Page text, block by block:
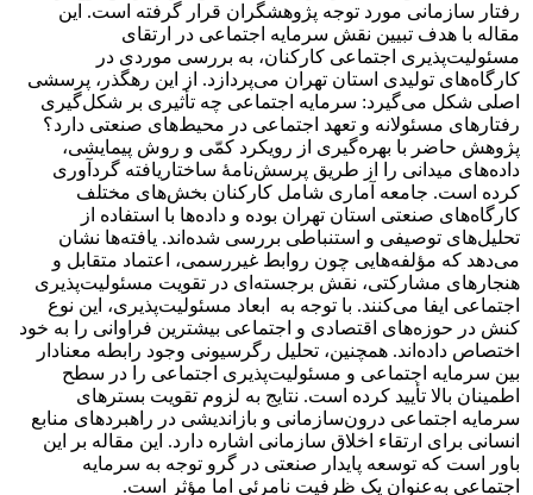
رفتار سازمانی مورد توجه پژوهشگران قرار گرفته است. این
مقاله با هدف تبیین نقش سرمایه اجتماعی در ارتقای
مسئولیت‌پذیری اجتماعی کارکنان، به بررسی موردی در
کارگاه‌های تولیدی استان تهران می‌پردازد. از این رهگذر، پرسشی
اصلی شکل می‌گیرد: سرمایه اجتماعی چه تأثیری بر شکل‌گیری
رفتارهای مسئولانه و تعهد اجتماعی در محیط‌های صنعتی دارد؟
پژوهش حاضر با بهره‌گیری از رویکرد کمّی و روش پیمایشی،
داده‌های میدانی را از طریق پرسش‌نامۀ ساختاریافته گردآوری
کرده است. جامعه آماری شامل کارکنان بخش‌های مختلف
کارگاه‌های صنعتی استان تهران بوده و داده‌ها با استفاده از
تحلیل‌های توصیفی و استنباطی بررسی شده‌اند. یافته‌ها نشان
می‌دهد که مؤلفه‌هایی چون روابط غیررسمی، اعتماد متقابل و
هنجارهای مشارکتی، نقش برجسته‌ای در تقویت مسئولیت‌پذیری
اجتماعی ایفا می‌کنند. با توجه به ابعاد مسئولیت‌پذیری، این نوع
کنش در حوزه‌های اقتصادی و اجتماعی بیشترین فراوانی را به خود
اختصاص داده‌اند. همچنین، تحلیل رگرسیونی وجود رابطه معنادار
بین سرمایه اجتماعی و مسئولیت‌پذیری اجتماعی را در سطح
اطمینان بالا تأیید کرده است. نتایج به لزوم تقویت بسترهای
سرمایه اجتماعی درون‌سازمانی و بازاندیشی در راهبردهای منابع
انسانی برای ارتقاء اخلاق سازمانی اشاره دارد. این مقاله بر این
باور است که توسعه پایدار صنعتی در گرو توجه به سرمایه
اجتماعی به‌عنوان یک ظرفیت نامرئی اما مؤثر است.